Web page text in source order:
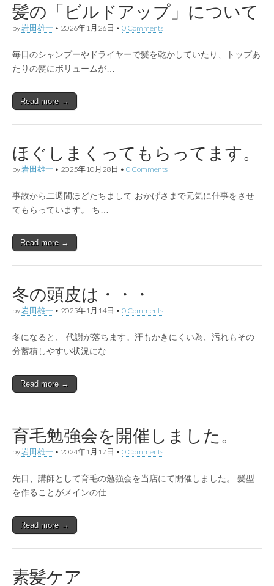
髪の「ビルドアップ」について
by岩田雄一 • 2026年1月26日 • 0 Comments
毎日のシャンプーやドライヤーで髪を乾かしていたり、トップあ
たりの髪にボリュームが…
Read more →
ほぐしまくってもらってます。
by岩田雄一 • 2025年10月28日 • 0 Comments
事故から二週間ほどたちまして おかげさまで元気に仕事をさせ
てもらっています。 ち…
Read more →
冬の頭皮は・・・
by岩田雄一 • 2025年1月14日 • 0 Comments
冬になると、 代謝が落ちます。汗もかきにくい為、汚れもその
分蓄積しやすい状況にな…
Read more →
育毛勉強会を開催しました。
by岩田雄一 • 2024年1月17日 • 0 Comments
先日、講師として育毛の勉強会を当店にて開催しました。 髪型
を作ることがメインの仕…
Read more →
素髪ケア